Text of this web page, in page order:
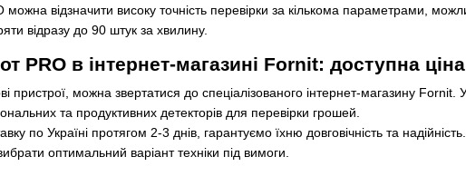
можна відзначити високу точність перевірки за кількома параметрами,
відразу до 90 штук за хвилину.
PRO в інтернет-магазині Fornit: доступна ціна
пристрої, можна звертатися до спеціалізованого інтернет-магазину
та продуктивних детекторів для перевірки грошей.
по Україні протягом 2-3 днів, гарантуємо їхню довговічність та
оптимальний варіант техніки під вимоги.